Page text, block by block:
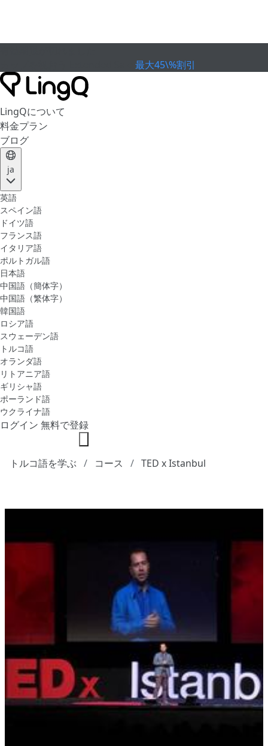
最大45\%割引
LingQについて
料金プラン
ブログ
ja
英語
スペイン語
ドイツ語
フランス語
イタリア語
ポルトガル語
日本語
中国語（簡体字）
中国語（繁体字）
韓国語
ロシア語
スウェーデン語
トルコ語
オランダ語
リトアニア語
ギリシャ語
ポーランド語
ウクライナ語
ログイン 無料で登録
トルコ語を学ぶ コース TED x Istanbul